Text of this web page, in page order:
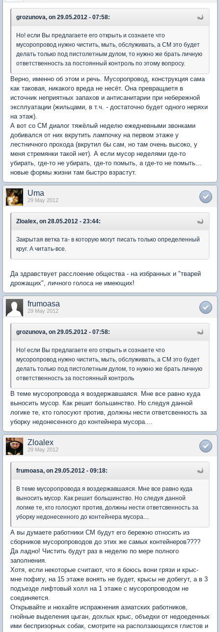
grozunova, on 29.05.2012 - 07:58:
Но! если Вы предлагаете его открыть и сознаете что
мусоропровод нужно чистить, мыть, обслуживать, а СМ это будет
делать только под пистолетным дулом, то нужно же брать личную
ответственность за постоянный контроль по этому вопросу.
Верно, именно об этом и речь. Мусоропровод, конструкция сама
как таковая, никакого вреда не несёт. Она превращаетя в
источник неприятных запахов и антисанитарии при небережной
эксплуатации (жильцами, в т.ч. - достаточно будет одного неряхи
на этаж).
А вот со СМ диалог тяжёлый неделю ежедневными звонками
добивался от них вкрутить лампочку на первом этаже у
лестничного прохода (вкрутил бы сам, но там очень высоко, у
меня стремянки такой нет). А если мусор неделями где-то
убирать, где-то не убирать, где-то помыть, а где-то не помыть...
новые формы жизни там быстро взрастут.
Uma
29 May 2012
Zloalex, on 28.05.2012 - 23:44:
Закрытая ветка та- в которую могут писать только определенный
круг. А читать-все.
Да здравствует расслоение общества - на избранных и "тварей
дрожащих", личного голоса не имеющих!
frumoasa
29 May 2012
grozunova, on 29.05.2012 - 07:58:
Но! если Вы предлагаете его открыть и сознаете что
мусоропровод нужно чистить, мыть, обслуживать, а СМ это будет
делать только под пистолетным дулом, то нужно же брать личную
ответственность за постоянный контроль
В теме мусоропровода я воздержавшаяся. Мне все равно куда
выносить мусор. Как решит большинство. Но следуя данной
логике те, кто голосуют против, должны нести ответсвенность за
уборку недонесенного до контейнера мусора....
Zloalex
29 May 2012
frumoasa, on 29.05.2012 - 09:18:
В теме мусоропровода я воздержавшаяся. Мне все равно куда
выносить мусор. Как решит большинство. Но следуя данной
логике те, кто голосуют против, должны нести ответсвенность за
уборку недонесенного до контейнера мусора....
А вы думаете работники СМ будут его бережно относить из
сборников мусоропроводов до этих же самых контейнеров????
Да ладно! Чистить будут раз в неделю по мере полного
заполнения.
Хотя, если некоторые считают, что я боюсь вони грязи и крыс-
мне пофигу, на 15 этаже вонять не будет, крысы не добегут, а в 3
подъезде лифтовый холл на 1 этаже с мусоропроводом не
соединяется.
Открывайте и нюхайте испражнения азиатских работников,
гнойные выделения цыган, дохлых крыс, объедки от недоеденных
ими беспризорных собак, смотрите на расползающихся глистов и